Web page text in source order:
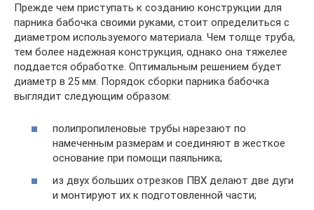
Прежде чем приступать к созданию конструкции для
парника бабочка своими руками, стоит определиться с
диаметром используемого материала. Чем толще труба,
тем более надежная конструкция, однако она тяжелее
поддается обработке. Оптимальным решением будет
диаметр в 25 мм. Порядок сборки парника бабочка
выглядит следующим образом:
полипропиленовые трубы нарезают по
намеченным размерам и соединяют в жесткое
основание при помощи паяльника;
из двух больших отрезков ПВХ делают две дуги
и монтируют их к подготовленной части;